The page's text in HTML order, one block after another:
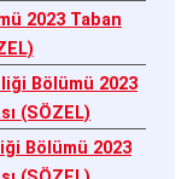
2023 Taban
Bölümü 2023
(SÖZEL)
Bölümü 2023